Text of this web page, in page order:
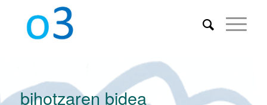
bihotzaren bidea